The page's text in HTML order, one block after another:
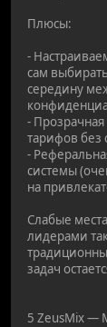
Плюсы:
-
сам
середину
- Прозрачная
тарифов без
-
системы
на
Слабые
лидерами
задач
5 ZeusMix —